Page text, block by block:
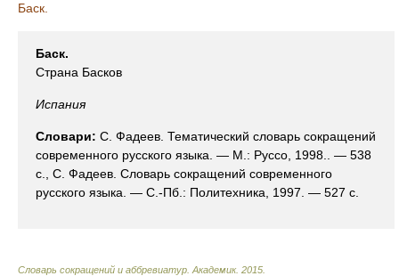
Баск.
Баск.
Страна Басков
Испания
Словари: С. Фадеев. Тематический словарь сокращений
современного русского языка. — М.: Руссо, 1998.. — 538
с., С. Фадеев. Словарь сокращений современного
русского языка. — С.-Пб.: Политехника, 1997. — 527 с.
Словарь сокращений и аббревиатур Академик. 2015